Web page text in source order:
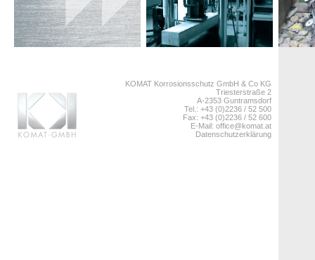
KOMAT Korrosionsschutz GmbH & Co KG
Triesterstraße 2
A-2353 Guntramsdorf
Tel.: +43 (0)2236 / 52 500
Fax: +43 (0)2236 / 52 600
E-Mail: office@komat.at
Datenschutzerklärung